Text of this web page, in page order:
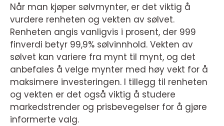
Når man kjøper sølvmynter, er det viktig å
vurdere renheten og vekten av sølvet.
Renheten angis vanligvis i prosent, der 999
finverdi betyr 99,9% sølvinnhold. Vekten av
sølvet kan variere fra mynt til mynt, og det
anbefales å velge mynter med høy vekt for å
maksimere investeringen. I tillegg til renheten
og vekten er det også viktig å studere
markedstrender og prisbevegelser for å gjøre
informerte valg.